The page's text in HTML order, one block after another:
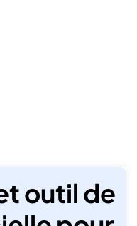
outil de